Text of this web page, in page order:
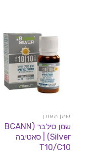
שמן מאוזן
שמן סילבר (BCANN
Silver) | סאטיבה
T10/C10